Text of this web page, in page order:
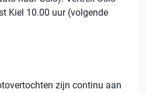
Kiel 10.00 uur (volgende
zijn continu aan